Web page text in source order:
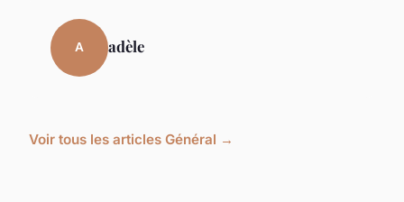
A adèle
Voir tous les articles Général →